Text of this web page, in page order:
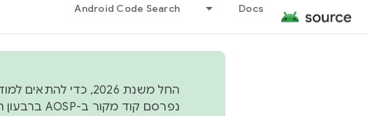
Docs
Android Code Search
החל משנת 2026, כדי